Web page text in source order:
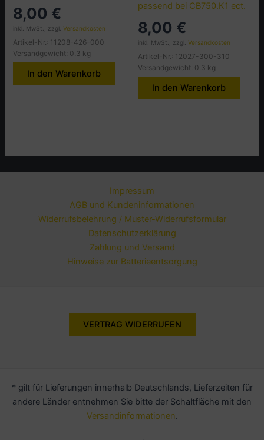
8,00 €
inkl. MwSt., zzgl.Versandkosten
Artikel-Nr.: 11208-426-000
Versandgewicht: 0.3 kg
In den Warenkorb
passend bei CB750.K1 ect.
8,00 €
inkl. MwSt., zzgl. Versandkosten
Artikel-Nr.: 12027-300-310
Versandgewicht: 0.3 kg
In den Warenkorb
Impressum
AGB und Kundeninformationen
Widerrufsbelehrung / Muster-Widerrufsformular
Datenschutzerklärung
Zahlung und Versand
Hinweise zur Batterieentsorgung
VERTRAG WIDERRUFEN
* gilt für Lieferungen innerhalb Deutschlands, Lieferzeiten für
andere Länder entnehmen Sie bitte der Schaltfläche mit den
Versandinformationen.